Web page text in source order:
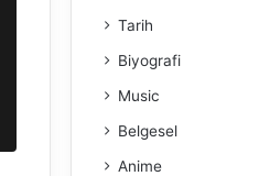
Tarih
Biyografi
Music
Belgesel
Anime